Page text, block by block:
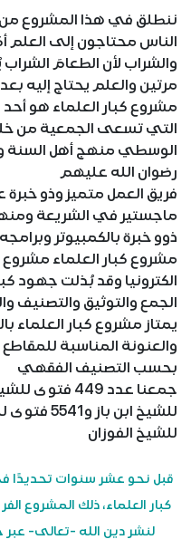
ننطلق في هذا المشروع من
الناس محتاجون إلى العلم
والشراب لأن الطعامَ
مرتين والعلم يحتاج إليه
مشروع كبار العلماء هو أحد
التي تسعى الجمعية من
الوسطي منهج أهل السنة
رضوان الله عليهم
فريق العمل متميز وذو
ماجستير في الشريعة
ذوو خبرة بالكمبيوتر وبرامجه
مشروع كبار العلماء
الكترونيا وقد بُذلت جهود
الجمع والتوثيق والتصنيف
يمتاز مشروع كبار العلماء
والعنونة المناسبة
بحسب التصنيف الفقهي
للشيخ الفوزان
كبار العلماء، ذلك المشروع
لنشر دين الله -تعالى-